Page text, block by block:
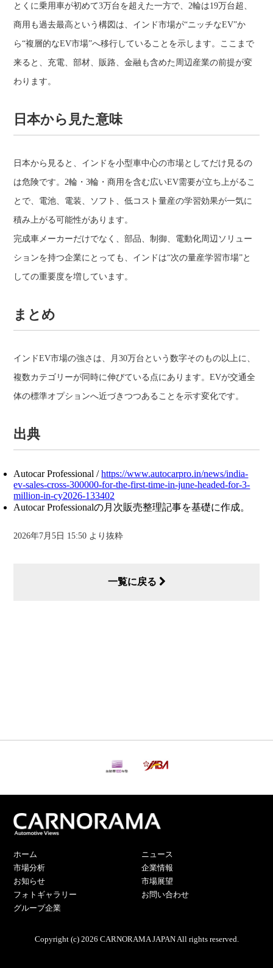
とくに乗用車が初めて3万台を超えた一方で、2輪は19万台超、
商用も過去最高という構図は、インド市場が“ニッチなEV”か
ら“複層的なEV市場”へ移行していることを示します。ここまで
来ると、充電、部材、販路、金融も含めた周辺産業の前提が変
わります。
日本から見た意味
日本から見ると、インドを小型車中心の市場としてだけ見るの
は危険です。2輪・3輪・商用を含む広いEV需要が立ち上がるこ
とで、電池、電装、ソフト、低コスト量産の学習効果が一気に
積み上がる可能性があります。
完成車メーカーだけでなく、部品、制御、電動化周辺ソリュー
ションを持つ企業にとっても、インドは“次の量産学習市場”と
しての重要度を増しています。
まとめ
インドEV市場の強さは、月30万台という数字そのもの以上に、
複数カテゴリーが同時に伸びている点にあります。EVが交通全
体の標準オプションへ近づきつつあることを示す変化です。
出典
Autocar Professional /https://www.autocarpro.in/news/india-
ev-sales-cross-300000-for-the-first-time-in-june-headed-for-3-
million-in-cy2026-133402
Autocar Professionalの月次販売整理記事を基礎に作成。
2026年7月5日 15:50 より抜粋
一覧に戻る
ホーム
市場分析
ニュース
企業情報
お知らせ
フォトギャラリー
市場展望
お問い合わせ
グループ企業
Copyright (c) 2026 CARNORAMA JAPAN All rights reserved.